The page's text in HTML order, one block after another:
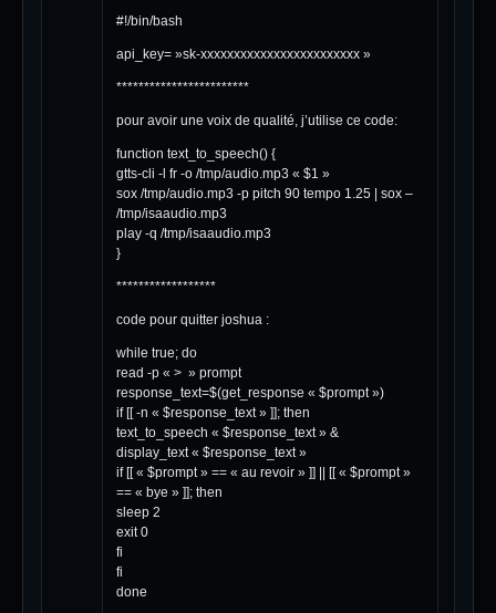
#!/bin/bash
api_key= »sk-xxxxxxxxxxxxxxxxxxxxxxxx »
************************
pour avoir une voix de qualité, j’utilise ce code:
function text_to_speech() {
gtts-cli -l fr -o /tmp/audio.mp3 « $1 »
sox /tmp/audio.mp3 -p pitch 90 tempo 1.25 | sox –
/tmp/isaaudio.mp3
play -q /tmp/isaaudio.mp3
}
******************
code pour quitter joshua :
while true; do
read -p « > » prompt
response_text=$(get_response « $prompt »)
if [[ -n « $response_text » ]]; then
text_to_speech « $response_text » &
display_text « $response_text »
if [[ « $prompt » == « au revoir » ]] || [[ « $prompt »
== « bye » ]]; then
sleep 2
exit 0
fi
fi
done